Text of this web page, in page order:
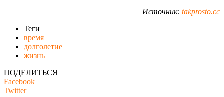
Источник: takprosto.cc
Теги
время
долголетие
жизнь
ПОДЕЛИТЬСЯ
Facebook
Twitter